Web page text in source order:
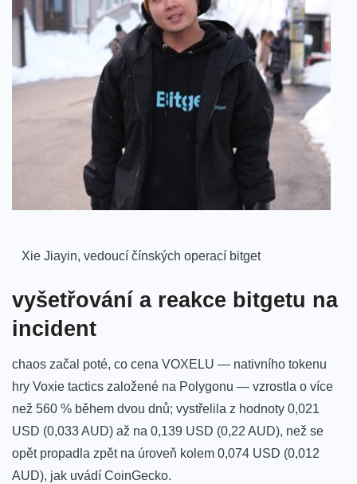
‍ ​ ‍ Xie Jiayin, vedoucí čínských operací bitget​ ‍
vyšetřování ⁤a⁤ reakce bitgetu ‍na
incident
chaos začal poté, co ‌cena⁤ VOXELU — nativního‍ tokenu
⁢hry Voxie​ tactics ​založené na Polygonu — vzrostla o více
než ‍560 ⁤% během dvou ​dnů; vystřelila ​z hodnoty 0,021
USD (0,033 AUD) až na 0,139 USD (0,22 AUD),​ než se
‍opět propadla zpět na úroveň ⁢kolem 0,074 USD (0,012⁣
AUD), jak uvádí CoinGecko.